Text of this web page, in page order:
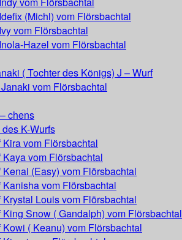
(Michl) vom Flörsbachtal
vom Flörsbachtal
Hazel vom Flörsbachtal
( Tochter des Königs) J – Wurf
vom Flörsbachtal
chens
K-Wurfs
vom Flörsbachtal
vom Flörsbachtal
(Easy) vom Flörsbachtal
vom Flörsbachtal
Louis vom Flörsbachtal
Snow ( Gandalph) vom Flörsbachtal
( Keanu) vom Flörsbachtal